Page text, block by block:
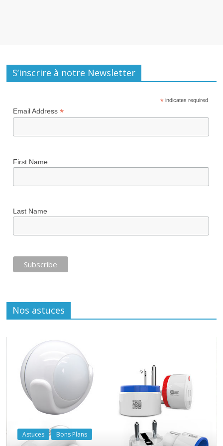
S’inscrire à notre Newsletter
* indicates required
Email Address*
First Name
Last Name
Nos astuces
Astuces Bons Plans